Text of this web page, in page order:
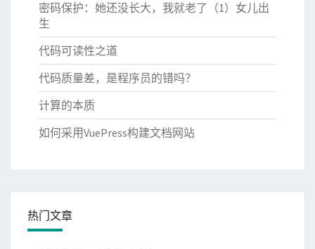
密码保护：她还没长大，我就老了（1）女儿出
生
代码可读性之道
代码质量差，是程序员的错吗？
计算的本质
如何采用VuePress构建文档网站
热门文章